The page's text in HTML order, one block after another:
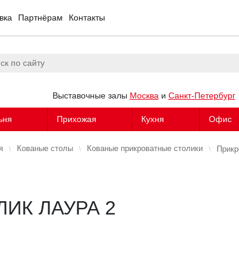
Партнёрам Контакты
Выставочные залы Москва и Санкт-Петербург
Прихожая Кухня Офис
Кованые столы Кованые прикроватные столики
ЛАУРА 2